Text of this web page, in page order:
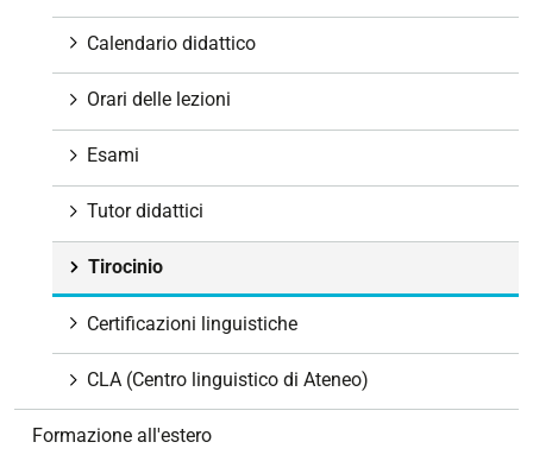
Calendario didattico
Orari delle lezioni
Esami
Tutor didattici
Tirocinio
Certificazioni linguistiche
CLA (Centro linguistico di Ateneo)
Formazione all'estero